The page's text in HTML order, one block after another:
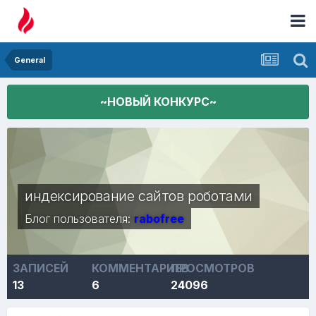
General
~НОВЫЙ КОНКУРС~
индексирование сайтов роботами
Блог пользователя: rabofree
ЗАПИСЕЙ
13
КОММЕНТАРИЕВ
6
ПРОСМОТРОВ
24096